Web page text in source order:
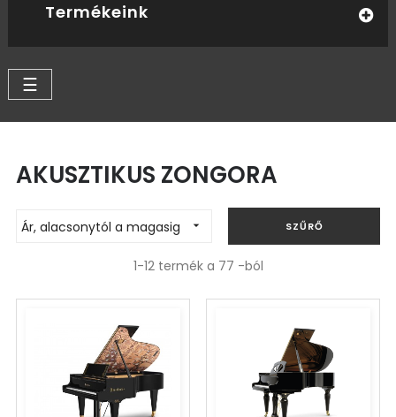
Termékeink
Váltás
a
navigációhoz
☰
AKUSZTIKUS ZONGORA
Ár, alacsonytól a magasig  SZŰRŐ
1-12 termék a 77 -ból